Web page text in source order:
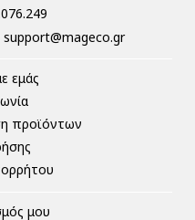
support@mageco.gr
εμάς
προϊόντων
μου